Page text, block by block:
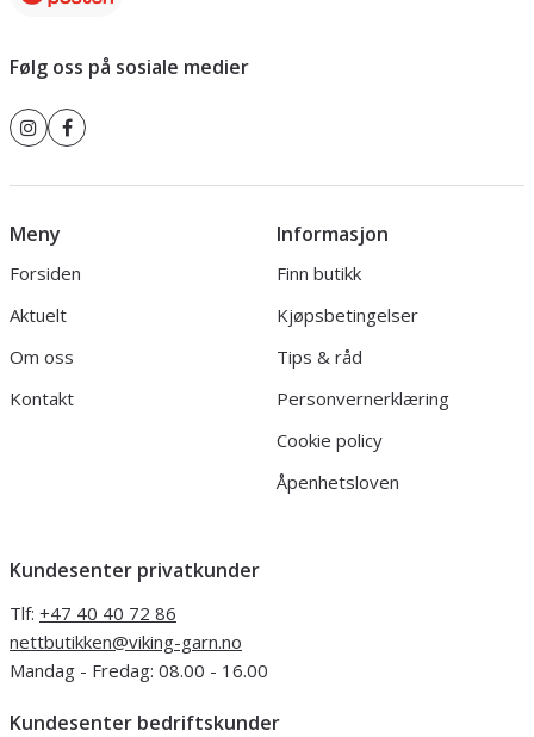
Følg oss på sosiale medier
Meny
Forsiden
Aktuelt
Om oss
Kontakt
Informasjon
Finn butikk
Kjøpsbetingelser
Tips & råd
Personvernerklæring
Cookie policy
Åpenhetsloven
Kundesenter privatkunder
Tlf: +47 40 40 72 86
nettbutikken@viking-garn.no
Mandag - Fredag: 08.00 - 16.00
Kundesenter bedriftskunder